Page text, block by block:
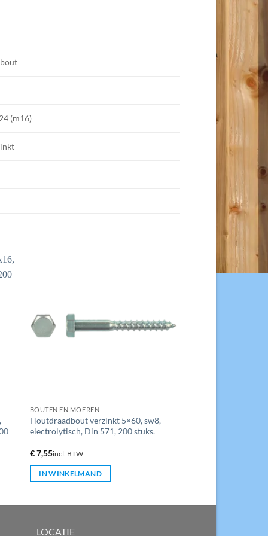
(m16)
BOUTEN EN MOEREN
Houtdraadbout verzinkt 5×60, sw8,
electrolytisch, Din 571, 200 stuks.
€7,55incl. BTW
IN WINKELMAND
LOCATIE